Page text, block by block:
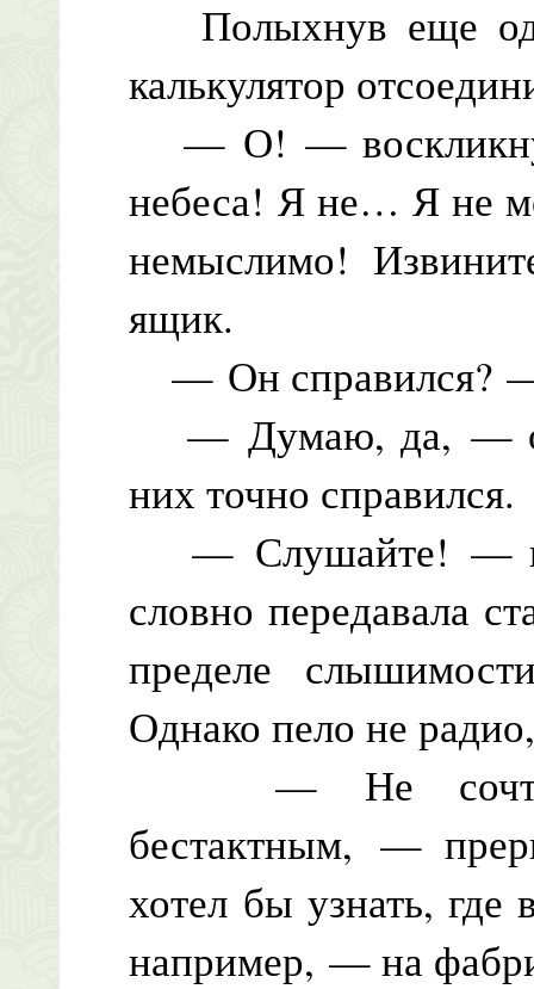
Полыхнув еще
калькулятор
— О! —
небеса! Я не… Я не
немыслимо!
ящик.
— Он справился? —
— Думаю, да, —
них точно справился.
— Слушайте! —
словно передавала
пределе
Однако пело не
— Не
бестактным, —
хотел бы узнать, где
например, — на